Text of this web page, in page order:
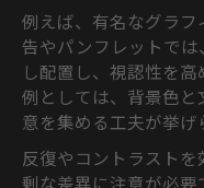
例えば、有名なグラ
告やパンフレットで
し配置し、視認性を
例としては、背景色
意を集める工夫が挙げ
反復やコントラスト
剰な差異に注意が必